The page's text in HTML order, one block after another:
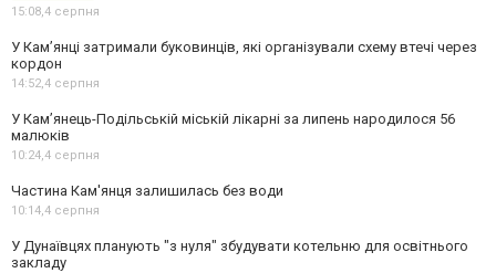
15:08,4 серпня
У Кам’янці затримали буковинців, які організували схему втечі через
кордон
14:52,4 серпня
У Кам’янець-Подільській міській лікарні за липень народилося 56
малюків
10:24,4 серпня
Частина Кам'янця залишилась без води
10:14,4 серпня
У Дунаївцях планують "з нуля" збудувати котельню для освітнього
закладу